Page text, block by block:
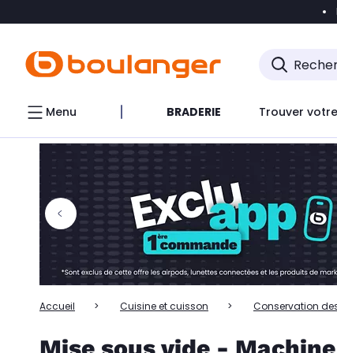
Accéder
Accéder directement au chatbot
Menu BRADERIE Trouver
Accueil Cuisine et cuisson Conservation